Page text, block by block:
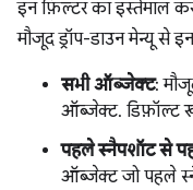
इन फ़िल्टर का इस्तेमाल
मौजूद ड्रॉप-डाउन मेन्यू से
सभी ऑब्जेक्ट:
ऑब्जेक्ट. डिफ़ॉल्ट
पहले स्नैपशॉट से
ऑब्जेक्ट जो पहले